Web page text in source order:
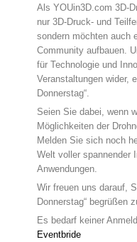
Als YOUin3D.com 3D-
nur 3D-Druck- und
sondern möchten auch
Community aufbauen.
für Technologie und
Veranstaltungen wider,
Donnerstag“.
Seien Sie dabei, wenn
Möglichkeiten der
Melden Sie sich noch
Welt voller spannender
Anwendungen.
Wir freuen uns darauf,
Donnerstag“ begrüßen
Es bedarf keiner
Eventbride